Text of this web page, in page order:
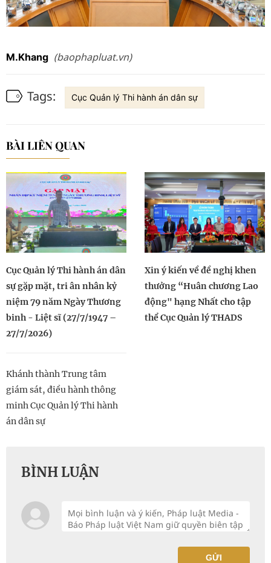
M.Khang (baophapluat.vn)
Tags: Cục Quản lý Thi hành án dân sự
BÀI LIÊN QUAN
Cục Quản lý Thi hành án dân
sự gặp mặt, tri ân nhân kỷ
niệm 79 năm Ngày Thương
binh - Liệt sĩ (27/7/1947 –
27/7/2026)
Xin ý kiến về đề nghị khen
thưởng “Huân chương Lao
động" hạng Nhất cho tập
thể Cục Quản lý THADS
Khánh thành Trung tâm
giám sát, điều hành thông
minh Cục Quản lý Thi hành
án dân sự
BÌNH LUẬN
GỬI